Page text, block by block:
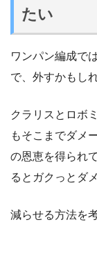
たい
ワンパン編成で
で、外すかもし
クラリスとロボ
もそこまでダメ
の恩恵を得られ
るとガクっとダ
減らせる方法を